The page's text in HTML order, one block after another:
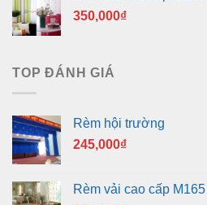
350,000₫
TOP ĐÁNH GIÁ
Rèm hội trường
245,000₫
Rèm vải cao cấp M165